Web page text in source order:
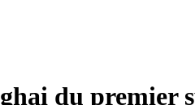
du premier